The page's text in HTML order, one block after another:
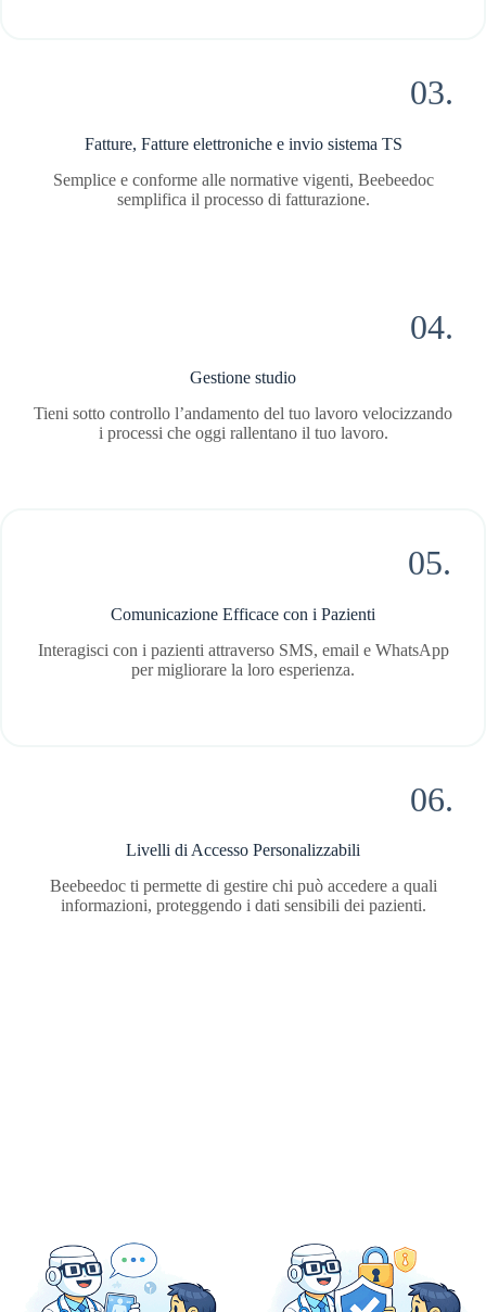
03.
Fatture, Fatture elettroniche e invio sistema TS
Semplice e conforme alle normative vigenti, Beebeedoc
semplifica il processo di fatturazione.
04.
Gestione studio
Tieni sotto controllo l’andamento del tuo lavoro velocizzando
i processi che oggi rallentano il tuo lavoro.
05.
Comunicazione Efficace con i Pazienti
Interagisci con i pazienti attraverso SMS, email e WhatsApp
per migliorare la loro esperienza.
06.
Livelli di Accesso Personalizzabili
Beebeedoc ti permette di gestire chi può accedere a quali
informazioni, proteggendo i dati sensibili dei pazienti.